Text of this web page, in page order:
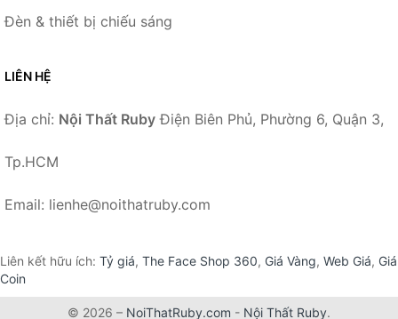
Đèn & thiết bị chiếu sáng
LIÊN HỆ
Địa chỉ: Nội Thất Ruby Điện Biên Phủ, Phường 6, Quận 3,
Tp.HCM
Email: lienhe@noithatruby.com
Liên kết hữu ích: Tỷ giá, The Face Shop 360, Giá Vàng, Web Giá, Giá
Coin
© 2026 – NoiThatRuby.com - Nội Thất Ruby.